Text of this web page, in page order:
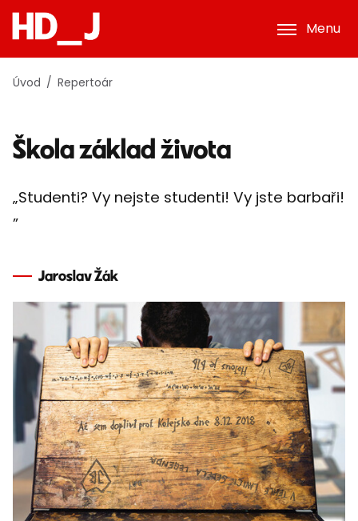
Menu
Úvod Repertoár
Škola základ života
„Studenti? Vy nejste studenti! Vy jste barbaři!
”
Jaroslav Žák